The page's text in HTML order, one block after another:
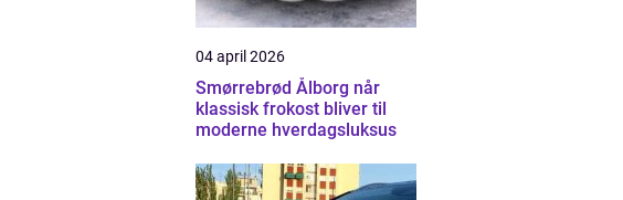
04 april 2026
Smørrebrød Ålborg når
klassisk frokost bliver til
moderne hverdagsluksus